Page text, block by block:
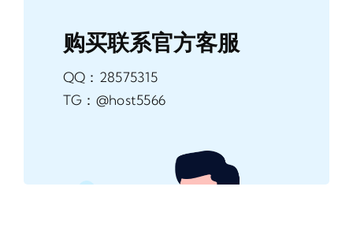
购买联系官方客服
QQ：28575315
TG：@host5566